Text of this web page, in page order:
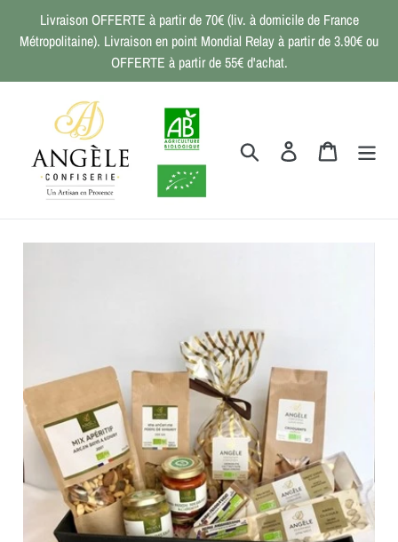
contenu
Livraison OFFERTE à partir de 70€ (liv. à domicile de France
Métropolitaine). Livraison en point Mondial Relay à partir de 3.90€ ou
OFFERTE à partir de 55€ d'achat.
RechercherSe connecter
Panier